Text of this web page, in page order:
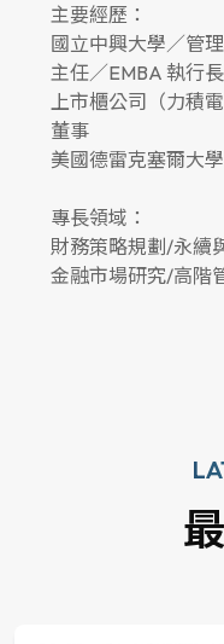
主要經歷：
國立中興大學／管
主任／EMBA 執行長
上市櫃公司（力積
董事
美國德雷克塞爾大
​專長領域：
財務策略規劃/永續
金融市場研究/高階